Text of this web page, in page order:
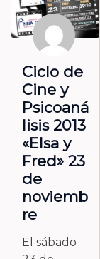
Ciclo de
Cine y
Psicoaná
lisis 2013
«Elsa y
Fred» 23
de
noviemb
re
El sábado